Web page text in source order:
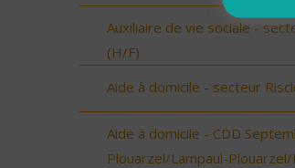
Auxiliaire de vie sociale -
(H/F)
Aide à domicile - secteur
Aide à domicile - CDD
Plouarzel/Lampaul-